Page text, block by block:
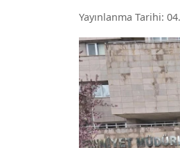
Yayınlanma Tarihi: